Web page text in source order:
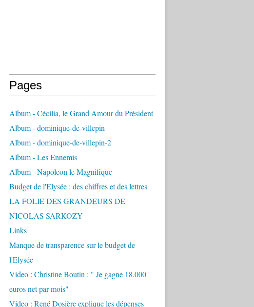
Pages
Album - Cécilia, le Grand Amour du Président
Album - dominique-de-villepin
Album - dominique-de-villepin-2
Album - Les Ennemis
Album - Napoleon le Magnifique
Budget de l'Elysée : des chiffres et des lettres
LA FOLIE DES GRANDEURS DE
NICOLAS SARKOZY
Links
Manque de transparence sur le budget de
l'Elysée
Video : Christine Boutin : " Je gagne 18.000
euros net par mois"
Video : René Dosière explique les dépenses